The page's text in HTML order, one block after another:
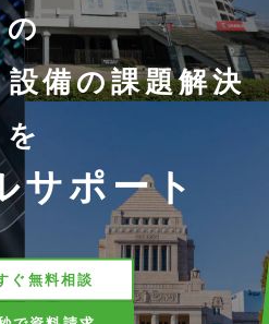
の
備の課題解決
を
サポート
ぐ無料相談